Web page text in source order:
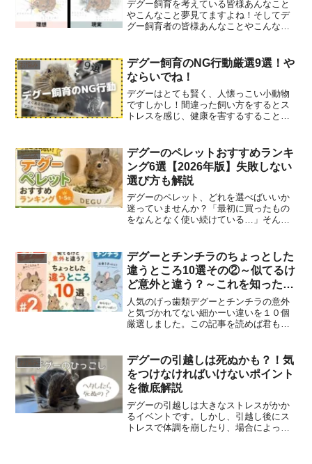
デグー飼育を考えている皆様あんなこと
やこんなこと夢見てますよね！そしてデ
グー飼育者の皆様あんなことやこんなこ
コマ漫画で紹介します愛情たっぷりに紹
介していくよ読んだあと...
お悩み
デグー飼育のNG行動厳選9選！や
ならいでね！
デグーはとても賢く、人懐っこい小動物
ですしかし！間違った飼い方をするとス
トレスを感じ、健康を害するすることが
介します！尻尾を掴むまずは基礎中の基
礎「尻尾は掴んではいけ...
グッズ
デグーのペレットおすすめランキ
ング6選【2026年版】失敗しない
選び方も解説
デグーのペレット、どれを選べばいいか
迷っていませんか？「最初に買ったもの
をなんとなく使い続けている…」そんな
る★健康に影響が出る★チモシーを食べ
なくなるといった問題につ...
チンチラ
デグーとチンチラのちょっとした
違うところ10選その②～似てるけ
ど意外と違う？～これを知ったら
自慢できるかも
人気のげっ歯類デグーとチンチラの意外
と気づかれてない細かーい違いを１０個
厳選しました。この記事を読めば君もげ
お悩み
デグーの引越しは死ぬかも？！気
をつけなければいけないポイント
を徹底解説
デグーの引越しは大きなストレスがかか
るイベントです。しかし、引越し後にス
トレスで体調を崩したり、場合によって